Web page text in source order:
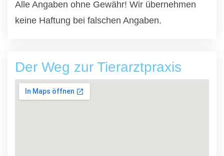
Alle Angaben ohne Gewähr! Wir übernehmen
keine Haftung bei falschen Angaben.
Der Weg zur Tierarztpraxis